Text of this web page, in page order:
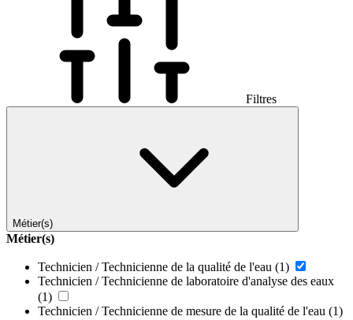
Filtres
Métier(s)
Métier(s)
Technicien / Technicienne de la qualité de l'eau (1)
Technicien / Technicienne de laboratoire d'analyse des eaux
(1)
Technicien / Technicienne de mesure de la qualité de l'eau (1)